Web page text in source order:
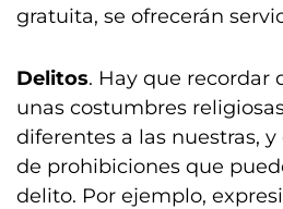
gratuita, se ofrecerán
Delitos. Hay que recordar
unas costumbres
diferentes a las nuestras,
de prohibiciones que
delito. Por ejemplo,